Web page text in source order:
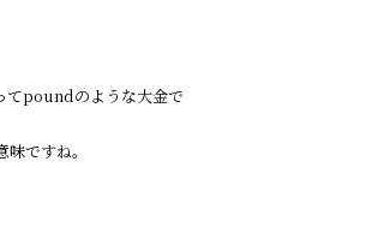
てpoundのような大金で
ですね。